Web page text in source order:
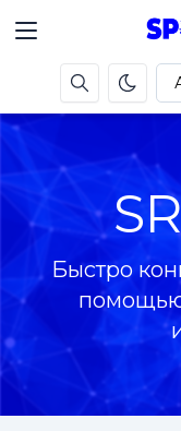
Быстро
помощью